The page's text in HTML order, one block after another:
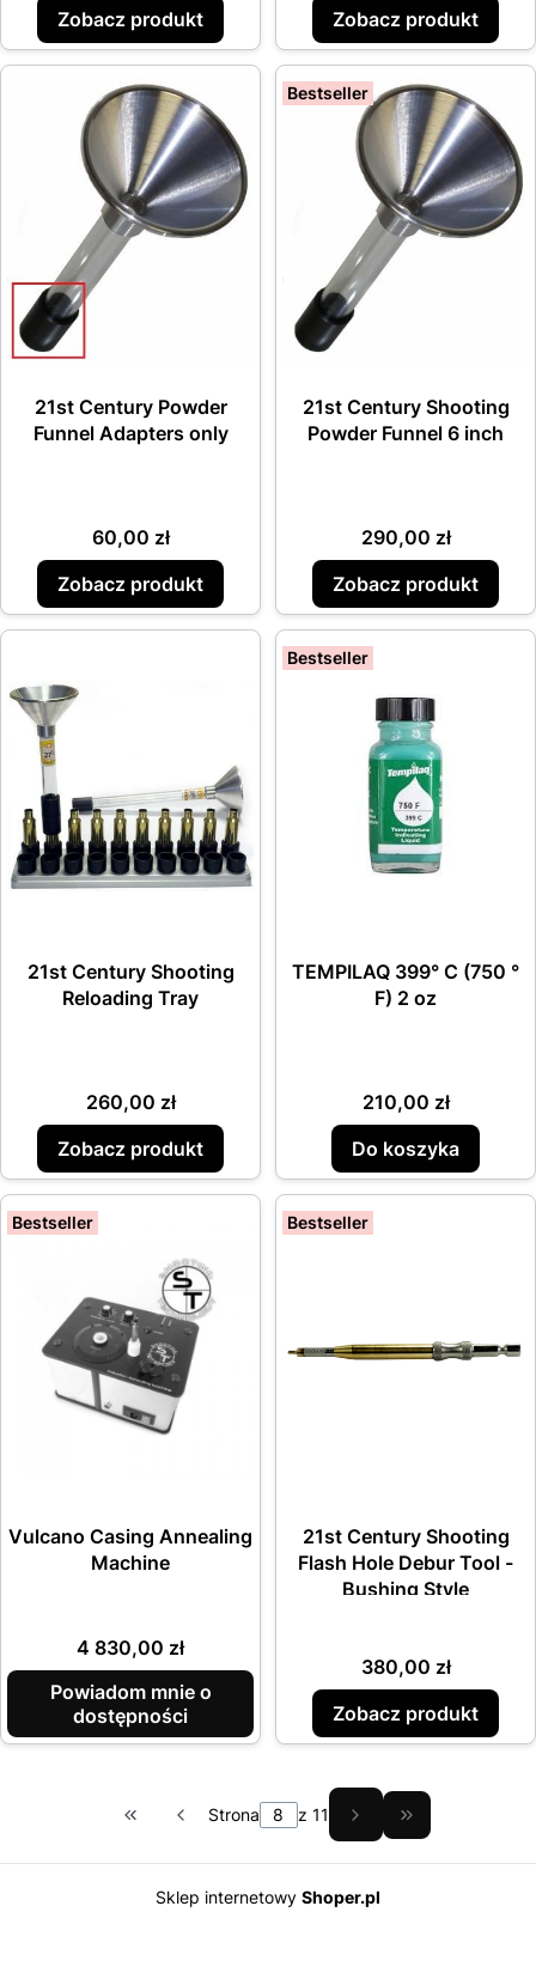
Zobacz produkt
Zobacz produkt
21st Century Powder
Funnel Adapters only
Cena
60,00 zł
Zobacz produkt
Bestseller
21st Century Shooting
Powder Funnel 6 inch
Cena
290,00 zł
Zobacz produkt
21st Century Shooting
Reloading Tray
Cena
260,00 zł
Zobacz produkt
Bestseller
TEMPILAQ 399° C (750 °
F) 2 oz
Cena
210,00 zł
Do koszyka
Bestseller
Vulcano Casing Annealing
Machine
Cena
4 830,00 zł
Powiadom mnie o
dostępności
Bestseller
21st Century Shooting
Flash Hole Debur Tool -
Bushing Style
Cena
380,00 zł
Zobacz produkt
Wróć do pierwszej strony z produktami
Strona z 11 Przejdź do
Sklep internetowy Shoper.pl